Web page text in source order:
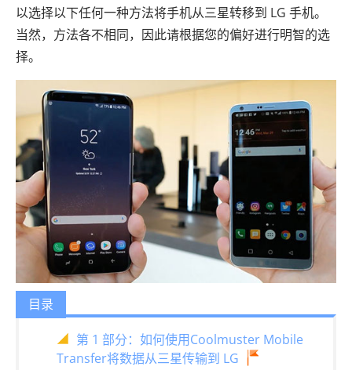
以选择以下任何一种方法将手机从三星转移到 LG 手机。
当然，方法各不相同，因此请根据您的偏好进行明智的选
择。
目录
第 1 部分：如何使用Coolmuster Mobile
Transfer将数据从三星传输到 LG